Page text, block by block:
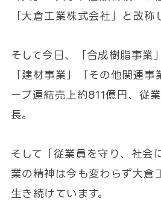
「大倉工業株式会社」と改称
そして今日、「合成樹脂事業
「建材事業」「その他関連事
ープ連結売上約811億円、従
長。
そして「従業員を守り、社会
業の精神は今も変わらず大倉
生き続けています。